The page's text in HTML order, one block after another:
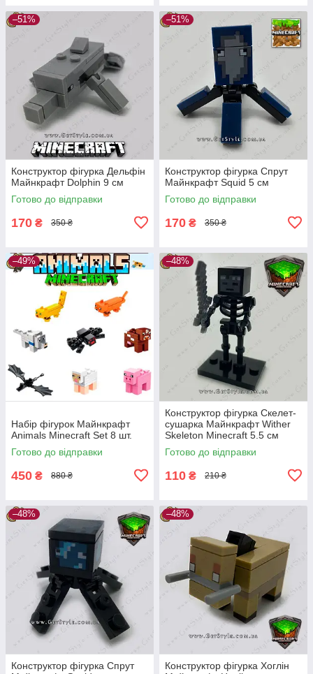
–51%
Конструктор фігурка Дельфін
Майнкрафт Dolphin 9 см
Готово до відправки
170 ₴ 350 ₴
–51%
Конструктор фігурка Спрут
Майнкрафт Squid 5 см
Готово до відправки
170 ₴ 350 ₴
–49%
Набір фігурок Майнкрафт
Animals Minecraft Set 8 шт.
Готово до відправки
450 ₴ 880 ₴
–48%
Конструктор фігурка Скелет-
сушарка Майнкрафт Wither
Skeleton Minecraft 5.5 см
Готово до відправки
110 ₴ 210 ₴
–48%
Конструктор фігурка Спрут
–48%
Конструктор фігурка Хоглін